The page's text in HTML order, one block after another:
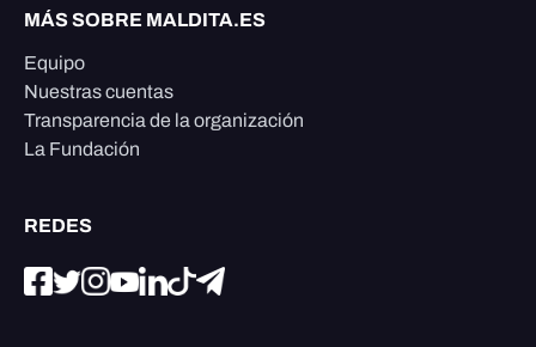
MÁS SOBRE MALDITA.ES
Equipo
Nuestras cuentas
Transparencia de la organización
La Fundación
REDES